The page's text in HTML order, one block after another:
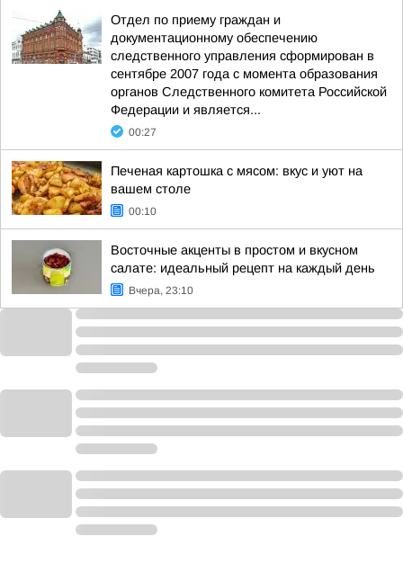
Отдел по приему граждан и
документационному обеспечению
следственного управления сформирован в
сентябре 2007 года с момента образования
органов Следственного комитета Российской
Федерации и является...
00:27
Печеная картошка с мясом: вкус и уют на
вашем столе
00:10
Восточные акценты в простом и вкусном
салате: идеальный рецепт на каждый день
Вчера, 23:10